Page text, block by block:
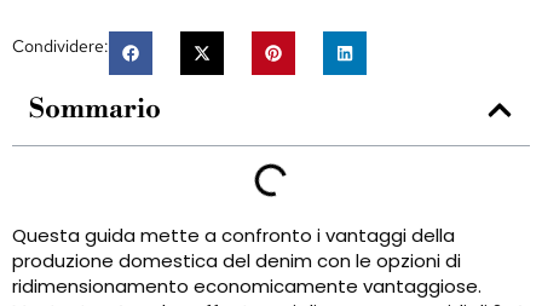
Condividere:
Sommario
Questa guida mette a confronto i vantaggi della
produzione domestica del denim con le opzioni di
ridimensionamento economicamente vantaggiose.